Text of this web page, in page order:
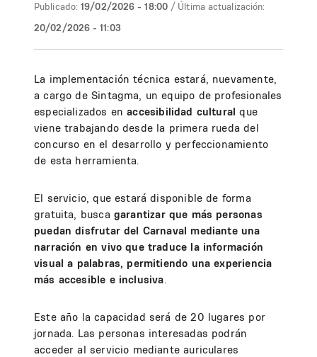
Publicado: 19/02/2026 - 18:00 / Última actualización:
20/02/2026 - 11:03
La implementación técnica estará, nuevamente,
a cargo de Sintagma, un equipo de profesionales
especializados enaccesibilidad cultural que
viene trabajando desde la primera rueda del
concurso en el desarrollo y perfeccionamiento
de esta herramienta.
El servicio, que estará disponible de forma
gratuita, busca garantizar que más personas
puedan disfrutar del Carnaval mediante una
narración en vivo que traduce la información
visual a palabras, permitiendo una experiencia
más accesible e inclusiva.
Este año la capacidad será de 20 lugares por
jornada. Las personas interesadas podrán
acceder al servicio mediante auriculares